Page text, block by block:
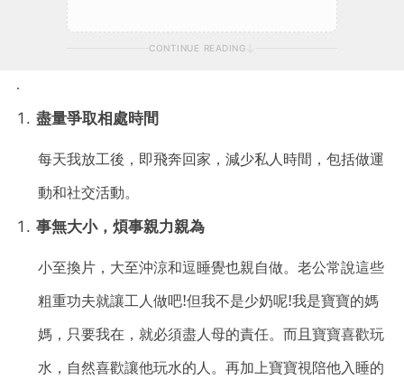
CONTINUE READING
.
盡量爭取相處時間
每天我放工後 ，即飛奔回家，減少私人時間，包括做運
動和社交活動。
事無大小，煩事親力親為
小至換片，大至沖涼和逗睡覺也親自做。老公常說這些
粗重功夫就讓工人做吧!但我不是少奶呢!我是寶寶的媽
媽 ，只要我在，就必須盡人母的責任。而且寶寶喜歡玩
水 ，自然喜歡讓他玩水的人。再加上寶寶視陪他入睡的